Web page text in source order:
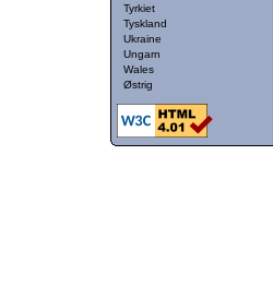
Tyrkiet
Tyskland
Ukraine
Ungarn
Wales
Østrig